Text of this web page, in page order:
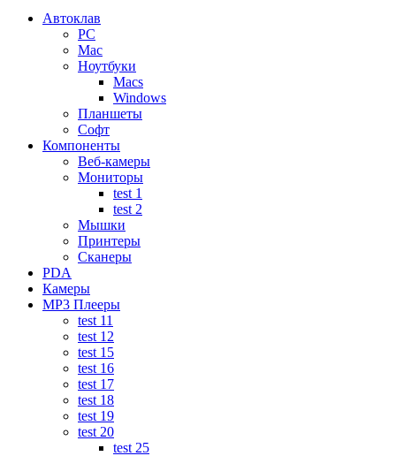
Автоклав
PC
Mac
Ноутбуки
Macs
Windows
Планшеты
Софт
Компоненты
Веб-камеры
Мониторы
test 1
test 2
Мышки
Принтеры
Сканеры
PDA
Камеры
MP3 Плееры
test 11
test 12
test 15
test 16
test 17
test 18
test 19
test 20
test 25